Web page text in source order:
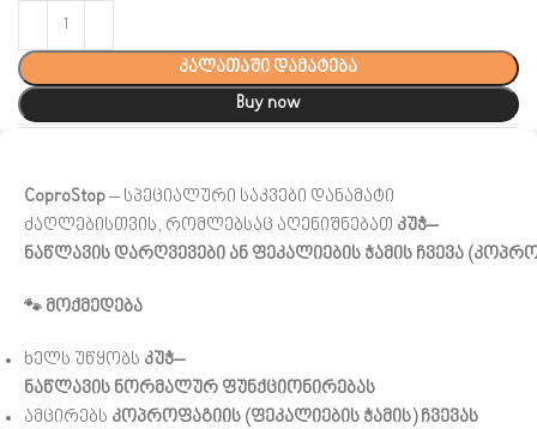
კალათაში დამატება
Buy now
CoproStop– სპეციალური საკვები დანამატი
ძაღლებისთვის, რომლებსაც აღენიშნებათ კუჭ–
ნაწლავის დარღვევები ან ფეკალიების ჭამის ჩვევა (
🐾 მოქმედება
ხელს უწყობს კუჭ–
ნაწლავის ნორმალურ ფუნქციონირებას
ამცირებს კოპროფაგიის (ფეკალიების ჭამის)ჩვევას